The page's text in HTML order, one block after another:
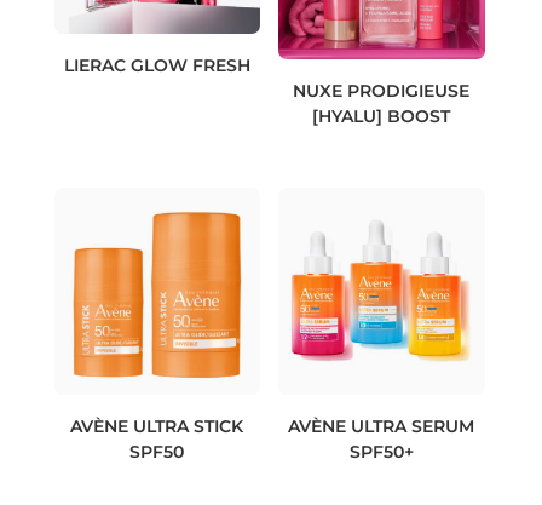
LIERAC GLOW FRESH
NUXE PRODIGIEUSE
[HYALU] BOOST
AVÈNE ULTRA STICK
SPF50
AVÈNE ULTRA SERUM
SPF50+